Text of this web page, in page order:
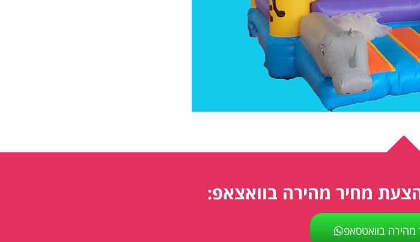
מחיר מהירה בוואצאפ:
בוואטסאפ